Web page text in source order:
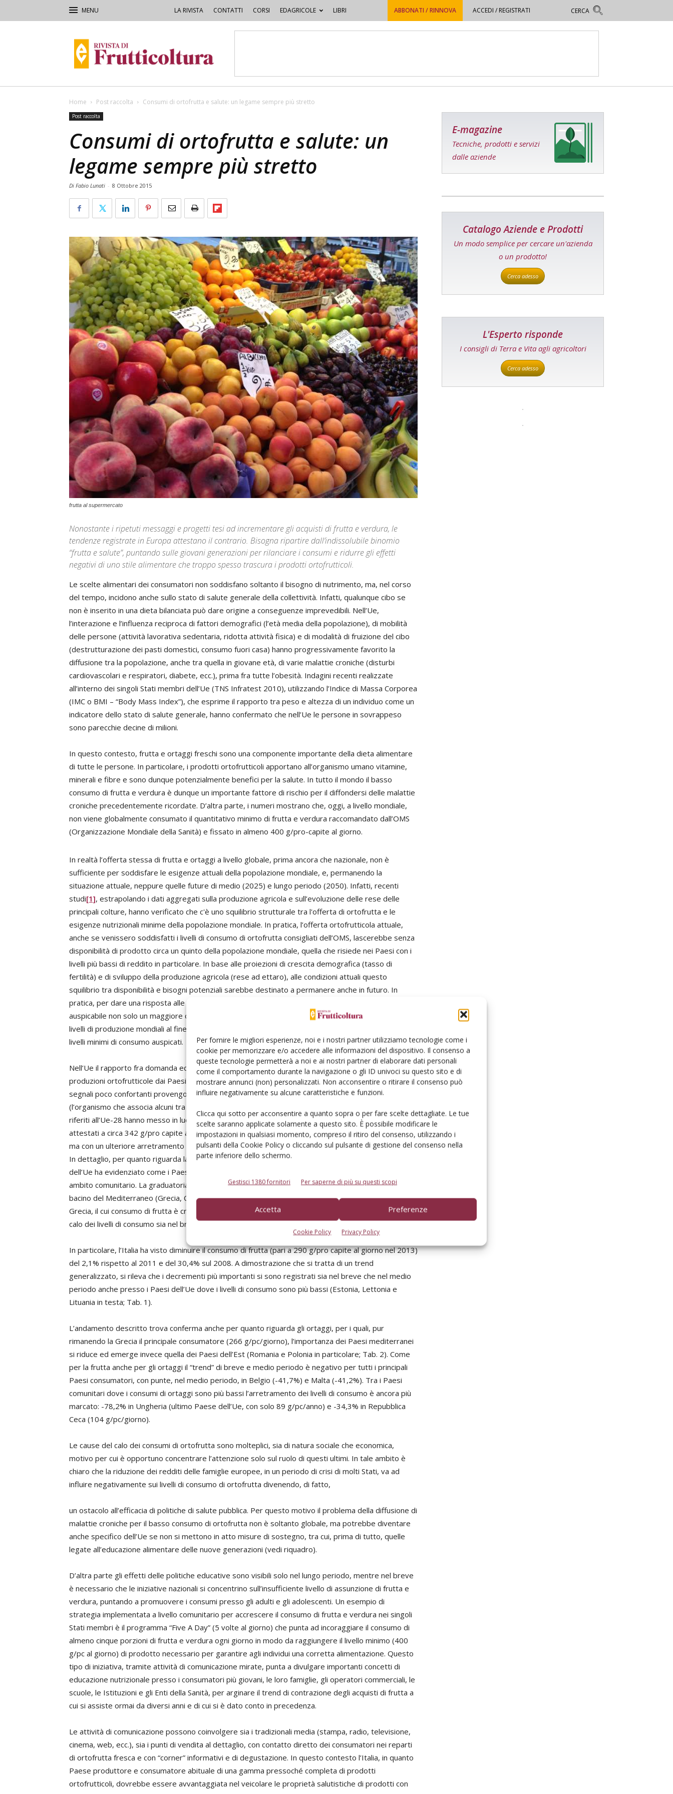
Per fornire le migliori esperienze, noi e i nostri partner utilizziamo tecnologie come i
cookie per memorizzare e/o accedere alle informazioni del dispositivo. Il consenso a
queste tecnologie permetterà a noi e ai nostri partner di elaborare dati personali
come il comportamento durante la navigazione o gli ID univoci su questo sito e di
mostrare annunci (non) personalizzati. Non acconsentire o ritirare il consenso può
influire negativamente su alcune caratteristiche e funzioni.
Clicca qui sotto per acconsentire a quanto sopra o per fare scelte dettagliate. Le tue
scelte saranno applicate solamente a questo sito. È possibile modificare le
impostazioni in qualsiasi momento, compreso il ritiro del consenso, utilizzando i
pulsanti della Cookie Policy o cliccando sul pulsante di gestione del consenso nella
parte inferiore dello schermo.
Gestisci 1380 fornitori Per saperne di più su questi scopi
Accetta Preferenze
Cookie Policy Privacy Policy
LA RIVISTA CONTATTI CORSI EDAGRICOLE LIBRI ABBONATI / RINNOVA ACCEDI / REGISTRATI
di
Frutticoltura
Home Post raccolta Consumi di ortofrutta e salute: un legame sempre più stretto
Post raccolta
Consumi di ortofrutta e salute: un
legame sempre più stretto
Di Fabio Lunati - 8 Ottobre 2015
frutta al supermercato
Nonostante i ripetuti messaggi e progetti tesi ad incrementare gli acquisti di frutta e verdura, le
tendenze registrate in Europa attestano il contrario. Bisogna ripartire dall’indissolubile binomio
“frutta e salute”, puntando sulle giovani generazioni per rilanciare i consumi e ridurre gli effetti
negativi di uno stile alimentare che troppo spesso trascura i prodotti ortofrutticoli.
Le scelte alimentari dei consumatori non soddisfano soltanto il bisogno di nutrimento, ma, nel corso
del tempo, incidono anche sullo stato di salute generale della collettività. Infatti, qualunque cibo se
non è inserito in una dieta bilanciata può dare origine a conseguenze imprevedibili. Nell’Ue,
l’interazione e l’influenza reciproca di fattori demografici (l’età media della popolazione), di mobilità
delle persone (attività lavorativa sedentaria, ridotta attività fisica) e di modalità di fruizione del cibo
(destrutturazione dei pasti domestici, consumo fuori casa) hanno progressivamente favorito la
diffusione tra la popolazione, anche tra quella in giovane età, di varie malattie croniche (disturbi
cardiovascolari e respiratori, diabete, ecc.), prima fra tutte l’obesità. Indagini recenti realizzate
all’interno dei singoli Stati membri dell’Ue (TNS Infratest 2010), utilizzando l’Indice di Massa Corporea
(IMC o BMI – “Body Mass Index”), che esprime il rapporto tra peso e altezza di un individuo come un
indicatore dello stato di salute generale, hanno confermato che nell’Ue le persone in sovrappeso
sono parecchie decine di milioni.
In questo contesto, frutta e ortaggi freschi sono una componente importante della dieta alimentare
di tutte le persone. In particolare, i prodotti ortofrutticoli apportano all’organismo umano vitamine,
minerali e fibre e sono dunque potenzialmente benefici per la salute. In tutto il mondo il basso
consumo di frutta e verdura è dunque un importante fattore di rischio per il diffondersi delle malattie
croniche precedentemente ricordate. D’altra parte, i numeri mostrano che, oggi, a livello mondiale,
non viene globalmente consumato il quantitativo minimo di frutta e verdura raccomandato dall’OMS
(Organizzazione Mondiale della Sanità) e fissato in almeno 400 g/pro-capite al giorno.
In realtà l’offerta stessa di frutta e ortaggi a livello globale, prima ancora che nazionale, non è
sufficiente per soddisfare le esigenze attuali della popolazione mondiale, e, permanendo la
situazione attuale, neppure quelle future di medio (2025) e lungo periodo (2050). Infatti, recenti
studi[1], estrapolando i dati aggregati sulla produzione agricola e sull’evoluzione delle rese delle
principali colture, hanno verificato che c'è uno squilibrio strutturale tra l'offerta di ortofrutta e le
esigenze nutrizionali minime della popolazione mondiale. In pratica, l’offerta ortofrutticola attuale,
anche se venissero soddisfatti i livelli di consumo di ortofrutta consigliati dell’OMS, lascerebbe senza
disponibilità di prodotto circa un quinto della popolazione mondiale, quella che risiede nei Paesi con i
livelli più bassi di reddito in particolare. In base alle proiezioni di crescita demografica (tasso di
fertilità) e di sviluppo della produzione agricola (rese ad ettaro), alle condizioni attuali questo
squilibrio tra disponibilità e bisogni potenziali sarebbe destinato a permanere anche in futuro. In
pratica, per dare una risposta alle crescenti esigenze di salute pubblica della popolazione mondiale è
auspicabile non solo un maggiore consumo giornaliero di frutta e ortaggi, ma anche un aumento dei
livelli di produzione mondiali al fine di garantire il necessario equilibrio tra l’offerta di ortofrutta ed il
livelli minimi di consumo auspicati.
Nell’Ue il rapporto fra domanda ed offerta non desta problemi (l’Europa è destinazione di molte
produzioni ortofrutticole dai Paesi terzi ed al centro dei flussi di interscambio internazionali), mentre
segnali poco confortanti provengono dall’andamento dei consumi. Infatti, i più recenti dati di Freshfel
(l’organismo che associa alcuni tra i più importanti operatori della filiera ortofrutticola internazionale)
riferiti all’Ue-28 hanno messo in luce che nel 2013 i consumi di frutta fresca e verdure si sono
attestati a circa 342 g/pro capite al giorno. Si tratta di un lieve incremento rispetto al 2012 (5,6%),
ma con un ulteriore arretramento di circa il 2% rispetto alla media degli ultimi cinque anni (2008-12).
In dettaglio, per quanto riguarda la frutta, l’analisi sul consumo medio pro-capite nei singoli Paesi
dell’Ue ha evidenziato come i Paesi mediterranei siano ancora i principali consumatori di frutta in
ambito comunitario. La graduatoria dei Paesi principali consumatori vede infatti quattro nazioni del
bacino del Mediterraneo (Grecia, Cipro, Italia e Spagna) ai primi sei posti. Con la sola eccezione della
Grecia, il cui consumo di frutta è cresciuto del 9,9% tra il 2011 ed il 2013, tutti gli altri hanno visto un
calo dei livelli di consumo sia nel breve (2013/11) che nel medio periodo (2013/08).
In particolare, l’Italia ha visto diminuire il consumo di frutta (pari a 290 g/pro capite al giorno nel 2013)
del 2,1% rispetto al 2011 e del 30,4% sul 2008. A dimostrazione che si tratta di un trend
generalizzato, si rileva che i decrementi più importanti si sono registrati sia nel breve che nel medio
periodo anche presso i Paesi dell’Ue dove i livelli di consumo sono più bassi (Estonia, Lettonia e
Lituania in testa; Tab. 1).
L’andamento descritto trova conferma anche per quanto riguarda gli ortaggi, per i quali, pur
rimanendo la Grecia il principale consumatore (266 g/pc/giorno), l’importanza dei Paesi mediterranei
si riduce ed emerge invece quella dei Paesi dell’Est (Romania e Polonia in particolare; Tab. 2). Come
per la frutta anche per gli ortaggi il “trend” di breve e medio periodo è negativo per tutti i principali
Paesi consumatori, con punte, nel medio periodo, in Belgio (-41,7%) e Malta (-41,2%). Tra i Paesi
comunitari dove i consumi di ortaggi sono più bassi l’arretramento dei livelli di consumo è ancora più
marcato: -78,2% in Ungheria (ultimo Paese dell’Ue, con solo 89 g/pc/anno) e -34,3% in Repubblica
Ceca (104 g/pc/giorno).
Le cause del calo dei consumi di ortofrutta sono molteplici, sia di natura sociale che economica,
motivo per cui è opportuno concentrare l’attenzione solo sul ruolo di questi ultimi. In tale ambito è
chiaro che la riduzione dei redditi delle famiglie europee, in un periodo di crisi di molti Stati, va ad
influire negativamente sui livelli di consumo di ortofrutta divenendo, di fatto,
un ostacolo all’efficacia di politiche di salute pubblica. Per questo motivo il problema della diffusione di
malattie croniche per il basso consumo di ortofrutta non è soltanto globale, ma potrebbe diventare
anche specifico dell’Ue se non si mettono in atto misure di sostegno, tra cui, prima di tutto, quelle
legate all’educazione alimentare delle nuove generazioni (vedi riquadro).
D’altra parte gli effetti delle politiche educative sono visibili solo nel lungo periodo, mentre nel breve
è necessario che le iniziative nazionali si concentrino sull’insufficiente livello di assunzione di frutta e
verdura, puntando a promuovere i consumi presso gli adulti e gli adolescenti. Un esempio di
strategia implementata a livello comunitario per accrescere il consumo di frutta e verdura nei singoli
Stati membri è il programma “Five A Day” (5 volte al giorno) che punta ad incoraggiare il consumo di
almeno cinque porzioni di frutta e verdura ogni giorno in modo da raggiungere il livello minimo (400
g/pc al giorno) di prodotto necessario per garantire agli individui una corretta alimentazione. Questo
tipo di iniziativa, tramite attività di comunicazione mirate, punta a divulgare importanti concetti di
educazione nutrizionale presso i consumatori più giovani, le loro famiglie, gli operatori commerciali, le
scuole, le Istituzioni e gli Enti della Sanità, per arginare il trend di contrazione degli acquisti di frutta a
cui si assiste ormai da diversi anni e di cui si è dato conto in precedenza.
Le attività di comunicazione possono coinvolgere sia i tradizionali media (stampa, radio, televisione,
cinema, web, ecc.), sia i punti di vendita al dettaglio, con contatto diretto dei consumatori nei reparti
di ortofrutta fresca e con “corner” informativi e di degustazione. In questo contesto l’Italia, in quanto
Paese produttore e consumatore abituale di una gamma pressoché completa di prodotti
ortofrutticoli, dovrebbe essere avvantaggiata nel veicolare le proprietà salutistiche di prodotti con
E-magazine
Tecniche, prodotti e servizi
dalle aziende
Catalogo Aziende e Prodotti
Un modo semplice per cercare un'azienda
o un prodotto!
Cerca adesso
L'Esperto risponde
I consigli di Terra e Vita agli agricoltori
Cerca adesso